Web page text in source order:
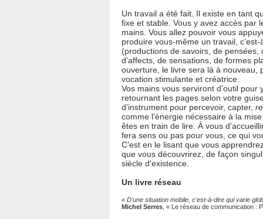
Un travail a été fait. Il existe en tant
fixe et stable. Vous y avez accès par
mains. Vous allez pouvoir vous
produire vous-même un travail,
(productions de savoirs, de pensées,
d’affects, de sensations, de formes
ouverture, le livre sera là à nouveau,
vocation stimulante et créatrice.
Vos mains vous serviront d’outil
retournant les pages selon votre
d’instrument pour percevoir, capter,
comme l’énergie nécessaire à la
êtes en train de lire. À vous
fera sens ou pas pour vous, ce qui
C'est en le lisant que vous
que vous découvrirez, de façon
siècle d'existence.
Un livre réseau
« D'une situation mobile, c'est-à-dire qui varie
Michel Serres , « Le réseau de communication :